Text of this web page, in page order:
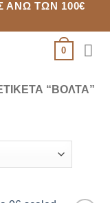
ΆΝΩ ΤΩΝ 100€
0
“ΒΌΛΤΑ”